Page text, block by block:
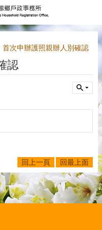
首次申辦護照親辦人別確認
認
回上一頁 回最上面